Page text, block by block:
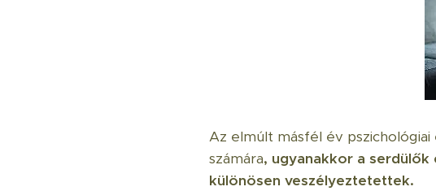
Az elmúlt másfél év
számára, ugyanakkor a
különösen veszélyeztetettek.